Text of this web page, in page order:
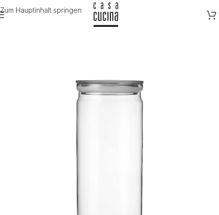
Zum Hauptinhalt springen